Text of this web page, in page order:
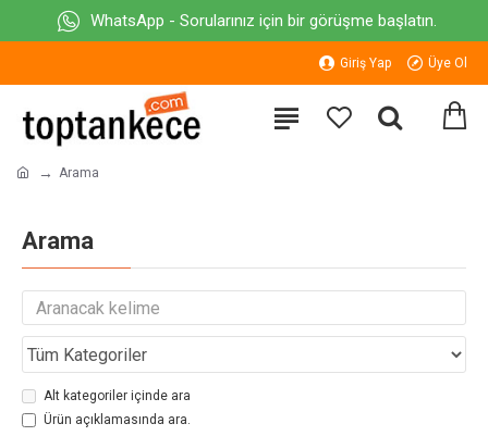
WhatsApp - Sorularınız için bir görüşme başlatın.
Giriş Yap Üye Ol
Arama
Arama
Alt kategoriler içinde ara
Ürün açıklamasında ara.